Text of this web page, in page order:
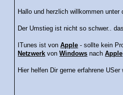
Hallo und herzlich willkommen
Der Umstieg ist nicht so schwer..
ITunes ist vonApple - sollte kein
Netzwerk vonWindows nachApple
Hier helfen Dir gerne erfahrene